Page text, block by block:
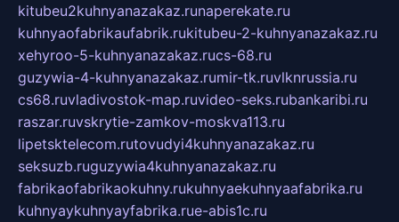
kitubeu2kuhnyanazakaz.runaperekate.ru
kuhnyaofabrikaufabrik.rukitubeu-2-kuhnyanazakaz.ru
xehyroo-5-kuhnyanazakaz.rucs-68.ru
guzywia-4-kuhnyanazakaz.rumir-tk.ruvlknrussia.ru
cs68.ruvladivostok-map.ruvideo-seks.rubankaribi.ru
raszar.ruvskrytie-zamkov-moskva113.ru
lipetsktelecom.rutovudyi4kuhnyanazakaz.ru
seksuzb.ruguzywia4kuhnyanazakaz.ru
fabrikaofabrikaokuhny.rukuhnyaekuhnyaafabrika.ru
kuhnyaykuhnyayfabrika.rue-abis1c.ru